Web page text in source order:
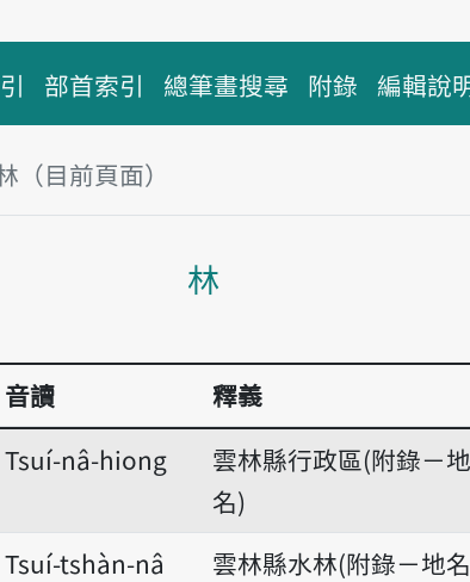
部首索引 總筆畫搜尋 附錄 編輯說
（目前頁面）
林
音讀
釋義
Tsuí-nâ-hiong
雲林縣行政區(附錄－
名)
Tsuí-tshàn-nâ
雲林縣水林(附錄－地